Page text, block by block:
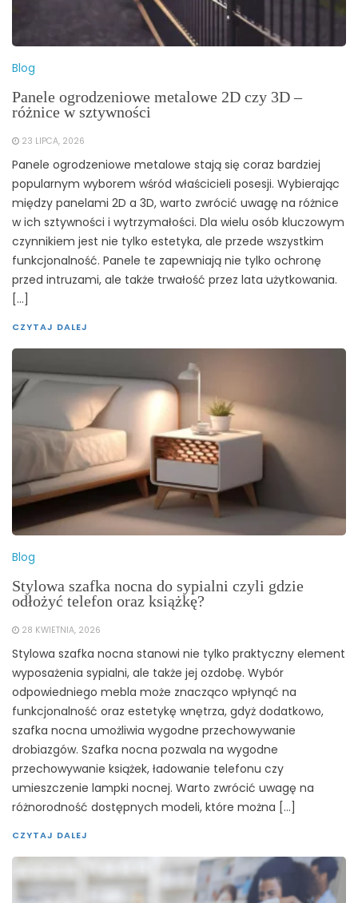
Blog
Panele ogrodzeniowe metalowe 2D czy 3D –
różnice w sztywności
23 LIPCA, 2026
Panele ogrodzeniowe metalowe stają się coraz bardziej
popularnym wyborem wśród właścicieli posesji. Wybierając
między panelami 2D a 3D, warto zwrócić uwagę na różnice
w ich sztywności i wytrzymałości. Dla wielu osób kluczowym
czynnikiem jest nie tylko estetyka, ale przede wszystkim
funkcjonalność. Panele te zapewniają nie tylko ochronę
przed intruzami, ale także trwałość przez lata użytkowania.
[…]
CZYTAJ DALEJ
Blog
Stylowa szafka nocna do sypialni czyli gdzie
odłożyć telefon oraz książkę?
28 KWIETNIA, 2026
Stylowa szafka nocna stanowi nie tylko praktyczny element
wyposażenia sypialni, ale także jej ozdobę. Wybór
odpowiedniego mebla może znacząco wpłynąć na
funkcjonalność oraz estetykę wnętrza, gdyż dodatkowo,
szafka nocna umożliwia wygodne przechowywanie
drobiazgów. Szafka nocna pozwala na wygodne
przechowywanie książek, ładowanie telefonu czy
umieszczenie lampki nocnej. Warto zwrócić uwagę na
różnorodność dostępnych modeli, które można […]
CZYTAJ DALEJ